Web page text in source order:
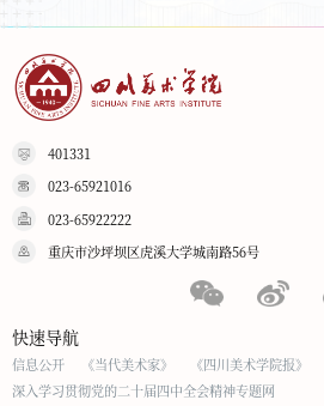
401331
023-65921016
023-65922222
重庆市沙坪坝区虎溪大学城南路56号
快速导航
信息公开 《当代美术家》 《四川美术学院报》
深入学习贯彻党的二十届四中全会精神专题网